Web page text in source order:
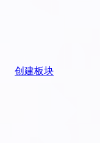
创建板块